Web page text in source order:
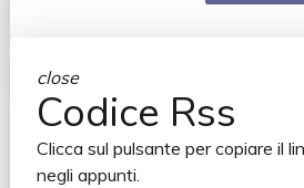
close
Codice Rss
Clicca sul pulsante per copiare il
negli appunti.